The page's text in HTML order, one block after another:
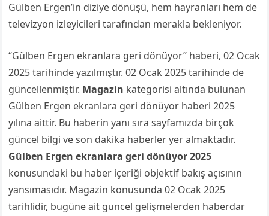
Gülben Ergen’in diziye dönüşü, hem hayranları hem de
televizyon izleyicileri tarafından merakla bekleniyor.
“Gülben Ergen ekranlara geri dönüyor” haberi, 02 Ocak
2025 tarihinde yazılmıştır. 02 Ocak 2025 tarihinde de
güncellenmiştir. Magazin kategorisi altında bulunan
Gülben Ergen ekranlara geri dönüyor haberi 2025
yılına aittir. Bu haberin yanı sıra sayfamızda birçok
güncel bilgi ve son dakika haberler yer almaktadır.
Gülben Ergen ekranlara geri dönüyor 2025
konusundaki bu haber içeriği objektif bakış açısının
yansımasıdır. Magazin konusunda 02 Ocak 2025
tarihlidir, bugüne ait güncel gelişmelerden haberdar